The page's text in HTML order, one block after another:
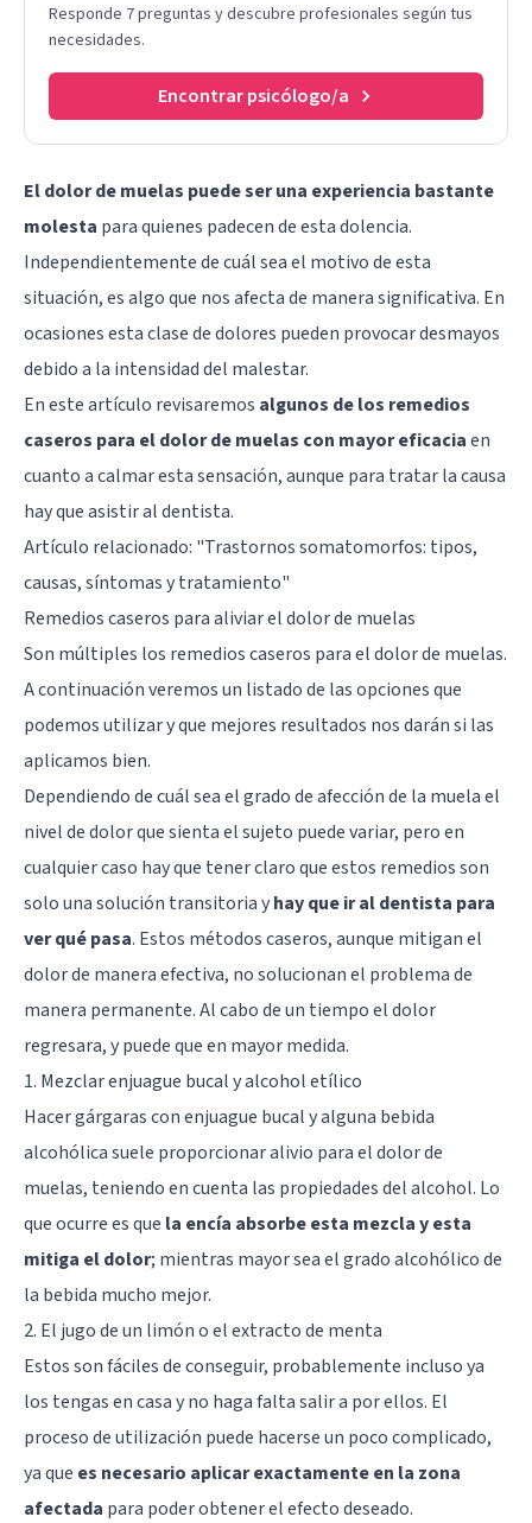
Responde 7 preguntas y descubre profesionales según tus
necesidades.
Encontrar psicólogo/a
El dolor de muelas puede ser una experiencia bastante
molesta para quienes padecen de esta dolencia.
Independientemente de cuál sea el motivo de esta
situación, es algo que nos afecta de manera significativa. En
ocasiones esta clase de dolores pueden provocar desmayos
debido a la intensidad del malestar.
En este artículo revisaremos algunos de los remedios
caseros para el dolor de muelas con mayor eficaciaen
cuanto a calmar esta sensación, aunque para tratar la causa
hay que asistir al dentista.
Artículo relacionado: "Trastornos somatomorfos: tipos,
causas, síntomas y tratamiento"
Remedios caseros para aliviar el dolor de muelas
Son múltiples los remedios caseros para el dolor de muelas.
A continuación veremos un listado de las opciones que
podemos utilizar y que mejores resultados nos darán si las
aplicamos bien.
Dependiendo de cuál sea el grado de afección de la muela el
nivel de dolor que sienta el sujeto puede variar, pero en
cualquier caso hay que tener claro que estos remedios son
solo una solución transitoria yhay que ir al dentista para
ver qué pasa. Estos métodos caseros, aunque mitigan el
dolor de manera efectiva, no solucionan el problema de
manera permanente. Al cabo de un tiempo el dolor
regresara, y puede que en mayor medida.
1. Mezclar enjuague bucal y alcohol etílico
Hacer gárgaras con enjuague bucal y alguna bebida
alcohólica suele proporcionar alivio para el dolor de
muelas, teniendo en cuenta las propiedades del alcohol. Lo
que ocurre es que la encía absorbe esta mezcla y esta
mitiga el dolor; mientras mayor sea el grado alcohólico de
la bebida mucho mejor.
2. El jugo de un limón o el extracto de menta
Estos son fáciles de conseguir, probablemente incluso ya
los tengas en casa y no haga falta salir a por ellos. El
proceso de utilización puede hacerse un poco complicado,
ya que es necesario aplicar exactamente en la zona
afectada para poder obtener el efecto deseado.